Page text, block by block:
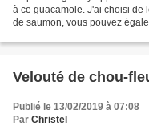
à ce guacamole. J'ai choisi de
de saumon, vous pouvez
Velouté de chou-
Publié le 13/02/2019 à 07:08
Par Christel